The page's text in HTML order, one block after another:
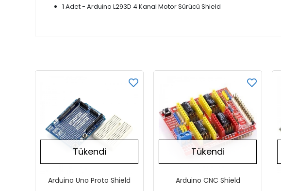
1 Adet - Arduino L293D 4 Kanal Motor Sürücü Shield
Tükendi
Arduino Uno Proto Shield
Tükendi
Arduino CNC Shield